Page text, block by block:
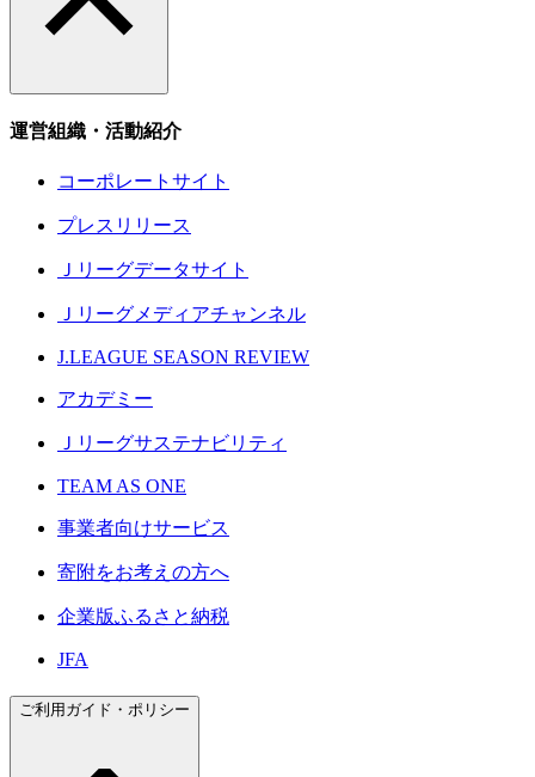
運営組織・活動紹介
コーポレートサイト
プレスリリース
Ｊリーグデータサイト
Ｊリーグメディアチャンネル
J.LEAGUE SEASON REVIEW
アカデミー
Ｊリーグサステナビリティ
TEAM AS ONE
事業者向けサービス
寄附をお考えの方へ
企業版ふるさと納税
JFA
ご利用ガイド・ポリシー